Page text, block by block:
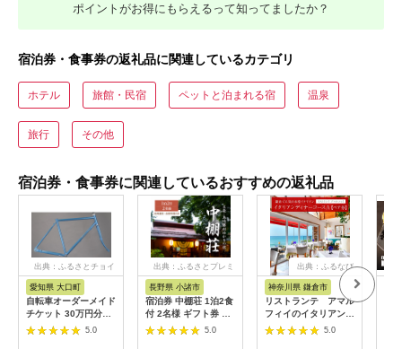
ポイントがお得にもらえるって知ってましたか？
宿泊券・食事券の返礼品に関連しているカテゴリ
ホテル 旅館・民宿 ペットと泊まれる宿 温泉
旅行 その他
宿泊券・食事券に関連しているおすすめの返礼品
出典：ふるさとチョイ
愛知県 大口町
自転車オーダーメイド
チケット 30万円分
【1360365】
5.0
出典：ふるさとプレミ
長野県 小諸市
宿泊券 中棚荘 1泊2食
付 2名様 ギフト券 チ
ケット 券 宿泊 旅行
5.0
出典：ふるなび
神奈川県 鎌倉市
リストランテ アマル
フィイのイタリアンデ
ィナーコースA ペア
5.0